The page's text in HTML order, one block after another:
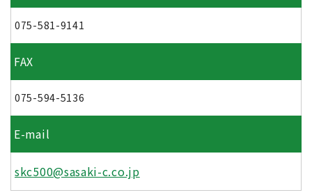
075-581-9141
FAX
075-594-5136
E-mail
skc500@sasaki-c.co.jp